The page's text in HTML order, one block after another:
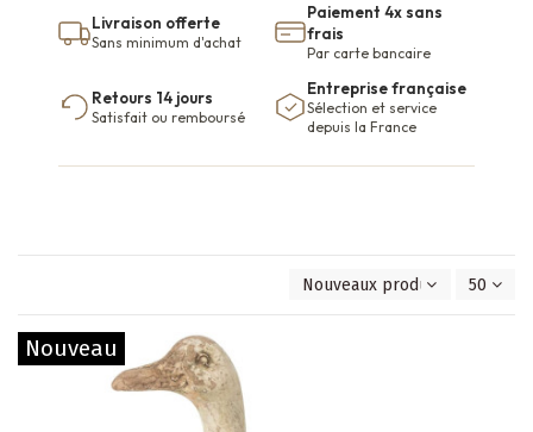
Livraison offerte
Sans minimum d'achat
Paiement 4x sans
frais
Par carte bancaire
Retours 14 jours
Satisfait ou remboursé
Entreprise française
Sélection et service
depuis la France
Nouveaux produits en50
Nouveau